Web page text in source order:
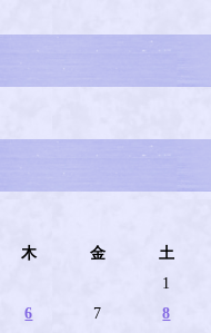
木 金 土
1
6 7
8